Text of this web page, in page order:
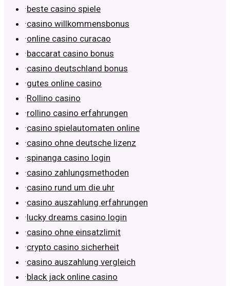
·beste casino spiele
·casino willkommensbonus
·online casino curacao
·baccarat casino bonus
·casino deutschland bonus
·gutes online casino
·Rollino casino
·rollino casino erfahrungen
·casino spielautomaten online
·casino ohne deutsche lizenz
·spinanga casino login
·casino zahlungsmethoden
·casino rund um die uhr
·casino auszahlung erfahrungen
·lucky dreams casino login
·casino ohne einsatzlimit
·crypto casino sicherheit
·casino auszahlung vergleich
·black jack online casino